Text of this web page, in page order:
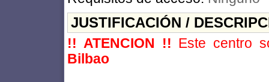
JUSTIFICACIÓN /
!! ATENCION !! Este centro
Bilbao